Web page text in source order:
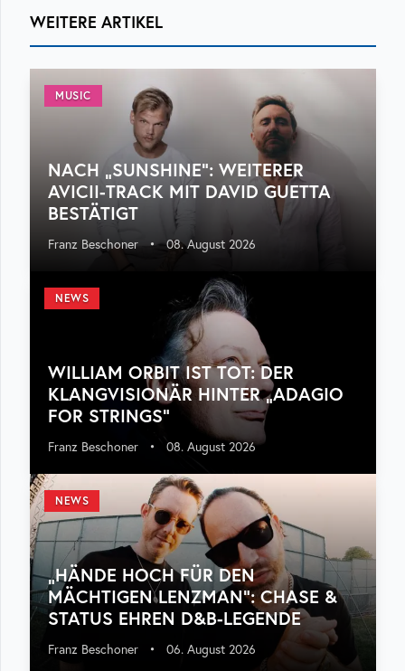
WEITERE ARTIKEL
MUSIC
NACH „SUNSHINE“: WEITERER
AVICII-TRACK MIT DAVID GUETTA
BESTÄTIGT
Franz Beschoner • 08. August 2026
NEWS
WILLIAM ORBIT IST TOT: DER
KLANGVISIONÄR HINTER „ADAGIO
FOR STRINGS“
Franz Beschoner • 08. August 2026
NEWS
„HÄNDE HOCH FÜR DEN
MÄCHTIGEN LENZMAN“: CHASE &
STATUS EHREN D&B-LEGENDE
Franz Beschoner • 06. August 2026